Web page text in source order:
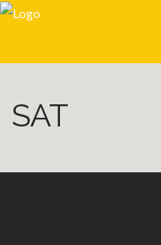
SAT